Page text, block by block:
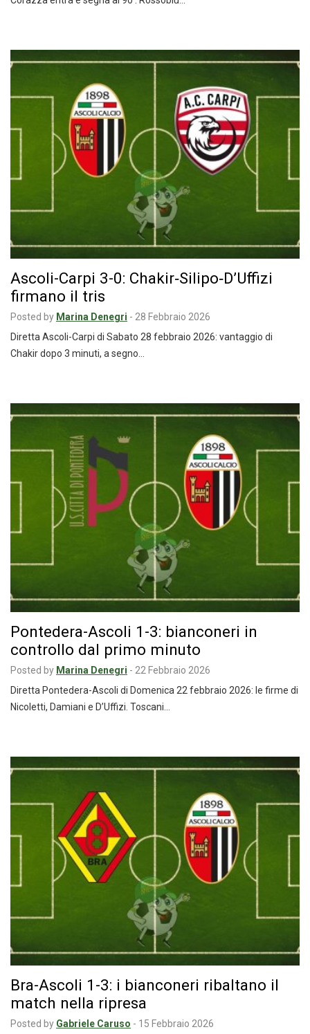
Ascoli-Carpi 3-0: Chakir‑Silipo‑D’Uffizi
firmano il tris
Posted by Marina Denegri - 28 Febbraio 2026
Diretta Ascoli-Carpi di Sabato 28 febbraio 2026: vantaggio di
Chakir dopo 3 minuti, a segno…
Pontedera-Ascoli 1-3: bianconeri in
controllo dal primo minuto
Posted by Marina Denegri - 22 Febbraio 2026
Diretta Pontedera-Ascoli di Domenica 22 febbraio 2026: le firme di
Nicoletti, Damiani e D’Uffizi. Toscani…
Bra-Ascoli 1-3: i bianconeri ribaltano il
match nella ripresa
Posted by Gabriele Caruso - 15 Febbraio 2026